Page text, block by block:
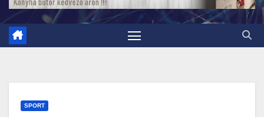
SPORT